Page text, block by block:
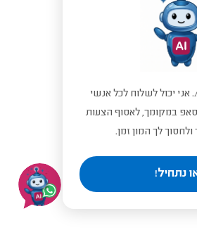
היי, אני לוטם בוט AI. אני יכול לשלוח לכל אנשי
במקומך, לאסוף הצעות
לך המון זמן.
נתחיל!